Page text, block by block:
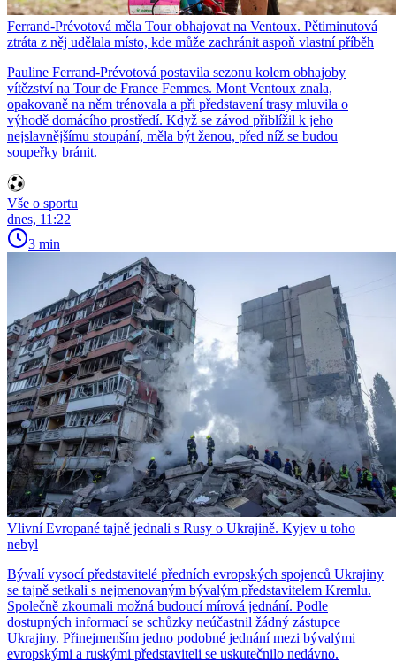
Ferrand-Prévotová měla Tour obhajovat na Ventoux. Pětiminutová
ztráta z něj udělala místo, kde může zachránit aspoň vlastní příběh
Pauline Ferrand-Prévotová postavila sezonu kolem obhajoby
vítězství na Tour de France Femmes. Mont Ventoux znala,
opakovaně na něm trénovala a při představení trasy mluvila o
výhodě domácího prostředí. Když se závod přiblížil k jeho
nejslavnějšímu stoupání, měla být ženou, před níž se budou
soupeřky bránit.
Vše o sportu
dnes, 11:22
3 min
Vlivní Evropané tajně jednali s Rusy o Ukrajině. Kyjev u toho
nebyl
Bývalí vysocí představitelé předních evropských spojenců Ukrajiny
se tajně setkali s nejmenovaným bývalým představitelem Kremlu.
Společně zkoumali možná budoucí mírová jednání. Podle
dostupných informací se schůzky neúčastnil žádný zástupce
Ukrajiny. Přinejmenším jedno podobné jednání mezi bývalými
evropskými a ruskými představiteli se uskutečnilo nedávno.